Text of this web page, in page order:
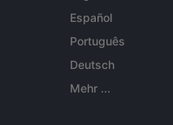
Español
Português
Deutsch
Mehr ...